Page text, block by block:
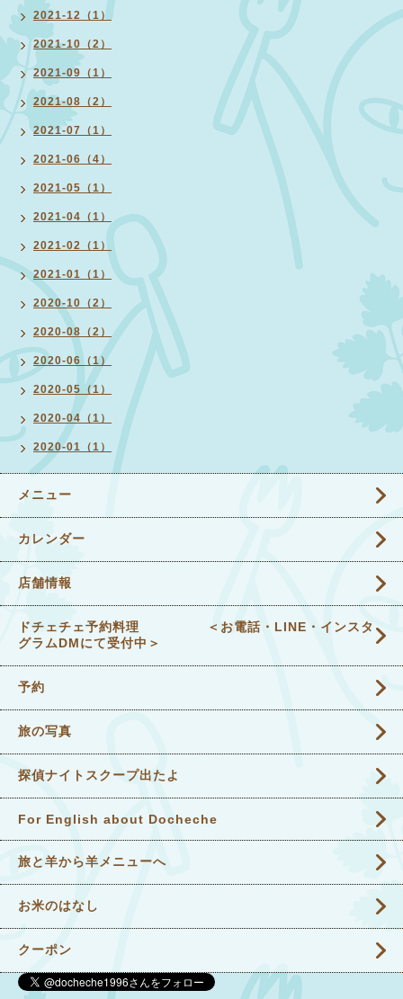
2021-12（1）
2021-10（2）
2021-09（1）
2021-08（2）
2021-07（1）
2021-06（4）
2021-05（1）
2021-04（1）
2021-02（1）
2021-01（1）
2020-10（2）
2020-08（2）
2020-06（1）
2020-05（1）
2020-04（1）
2020-01（1）
メニュー
カレンダー
店舗情報
ドチェチェ予約料理 ＜お電話・LINE・インスタ
グラムDMにて受付中＞
予約
旅の写真
探偵ナイトスクープ出たよ
For English about Docheche
旅と羊から羊メニューへ
お米のはなし
クーポン